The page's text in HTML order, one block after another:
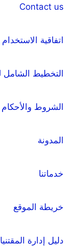
Contact us
اتفاقية
التخطيط الشامل
الشروط والأحكام
المدونة
خدماتنا
خريطة الموقع
دليل إدارة